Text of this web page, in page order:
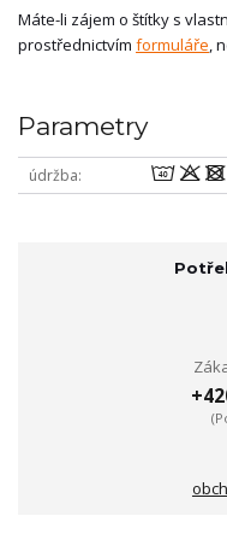
Máte-li zájem o štítky s
prostřednictvím formuláře,
Parametry
údržba